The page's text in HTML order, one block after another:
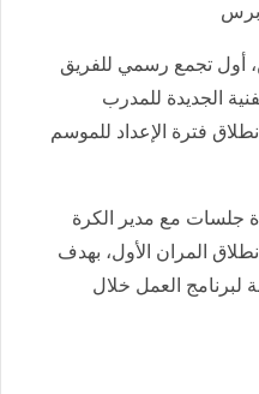
برس
أول تجمع رسمي للفريق
الجديدة للمدرب
فترة الإعداد للموسم
جلسات مع مدير الكرة
المران الأول، بهدف
لبرنامج العمل خلال